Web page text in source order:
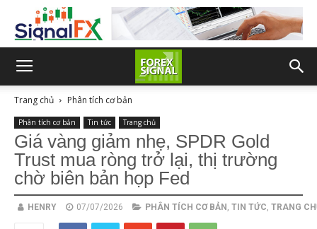
Trang chủ Phân tích cơ bản
Phân tích cơ bản Tin tức Trang chủ
Giá vàng giảm nhẹ, SPDR Gold
Trust mua ròng trở lại, thị trường
chờ biên bản họp Fed
HENRY 07/07/2026 PHÂN TÍCH CƠ BẢN , TIN TỨC, TRANG